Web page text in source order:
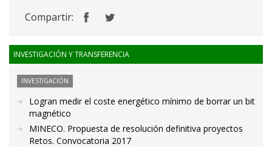
Compartir:
INVESTIGACIÓN Y TRANSFERENCIA
INVESTIGACIÓN
Logran medir el coste energético mínimo de borrar un bit
magnético
MINECO. Propuesta de resolución definitiva proyectos
Retos. Convocatoria 2017